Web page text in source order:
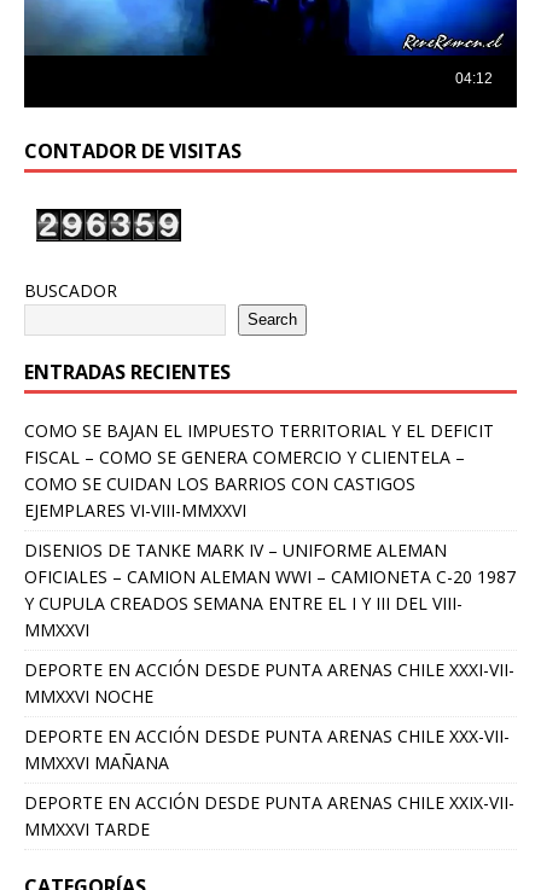
CONTADOR DE VISITAS
BUSCADOR
Search
ENTRADAS RECIENTES
COMO SE BAJAN EL IMPUESTO TERRITORIAL Y EL DEFICIT
FISCAL – COMO SE GENERA COMERCIO Y CLIENTELA –
COMO SE CUIDAN LOS BARRIOS CON CASTIGOS
EJEMPLARES VI-VIII-MMXXVI
DISENIOS DE TANKE MARK IV – UNIFORME ALEMAN
OFICIALES – CAMION ALEMAN WWI – CAMIONETA C-20 1987
Y CUPULA CREADOS SEMANA ENTRE EL I Y III DEL VIII-
MMXXVI
DEPORTE EN ACCIÓN DESDE PUNTA ARENAS CHILE XXXI-VII-
MMXXVI NOCHE
DEPORTE EN ACCIÓN DESDE PUNTA ARENAS CHILE XXX-VII-
MMXXVI MAÑANA
DEPORTE EN ACCIÓN DESDE PUNTA ARENAS CHILE XXIX-VII-
MMXXVI TARDE